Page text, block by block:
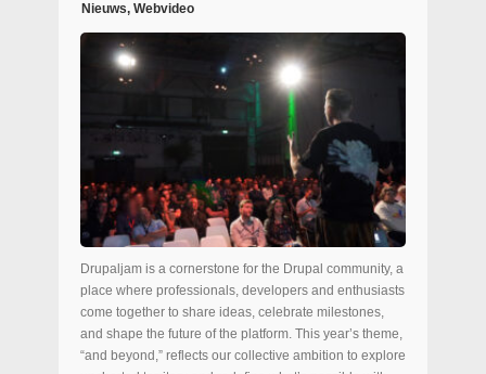
Nieuws, Webvideo
Drupaljam is a cornerstone for the Drupal community, a
place where professionals, developers and enthusiasts
come together to share ideas, celebrate milestones,
and shape the future of the platform. This year’s theme,
“and beyond,” reflects our collective ambition to explore